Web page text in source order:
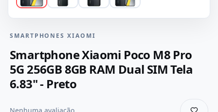
SMARTPHONES XIAOMI
Smartphone Xiaomi Poco M8 Pro
5G 256GB 8GB RAM Dual SIM Tela
6.83" - Preto